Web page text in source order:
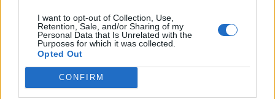
I want to opt-out of Collection, Use,
Retention, Sale, and/or Sharing of my
Personal Data that Is Unrelated with the
Purposes for which it was collected.
Opted Out
CONFIRM
Banorët protestojnë në
Orikum, kërkojnë që
njësia administrative të
Reforma Territoriale vë